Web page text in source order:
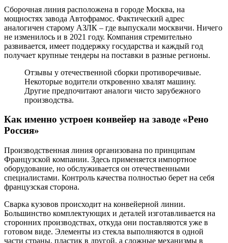
Сборочная линия расположена в городе Москва, на
мощностях завода Автофрамос. Фактический адрес
аналогичен старому АЗЛК – где выпускали москвичи. Ничего
не изменилось и в 2021 году. Компания стремительно
развивается, имеет поддержку государства и каждый год
получает крупные тендеры на поставки в разные регионы.
Отзывы у отечественной сборки противоречивые.
Некоторые водители откровенно хвалят машину.
Другие предпочитают аналоги чисто зарубежного
производства.
Как именно устроен конвейер на заводе «Рено
Россия»
Производственная линия организована по принципам
Французской компании. Здесь применяется импортное
оборудование, но обслуживается он отечественными
специалистами. Контроль качества полностью берет на себя
французская сторона.
Сварка кузовов происходит на конвейерной линии.
Большинство комплектующих и деталей изготавливается на
сторонних производствах, откуда они поставляются уже в
готовом виде. Элементы из стекла выполняются в одной
части страны, пластик в другой, а сложные механизмы в